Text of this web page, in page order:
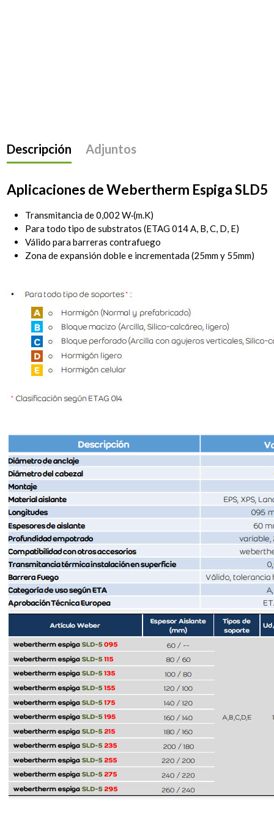
Descripción Adjuntos
Aplicaciones deWebertherm Espiga SLD5
Transmitancia de 0,002 W·(m.K)
Para todo tipo de substratos (ETAG 014 A, B, C, D, E)
Válido para barreras contrafuego
Zona de expansión doble e incrementada (25mm y 55mm)